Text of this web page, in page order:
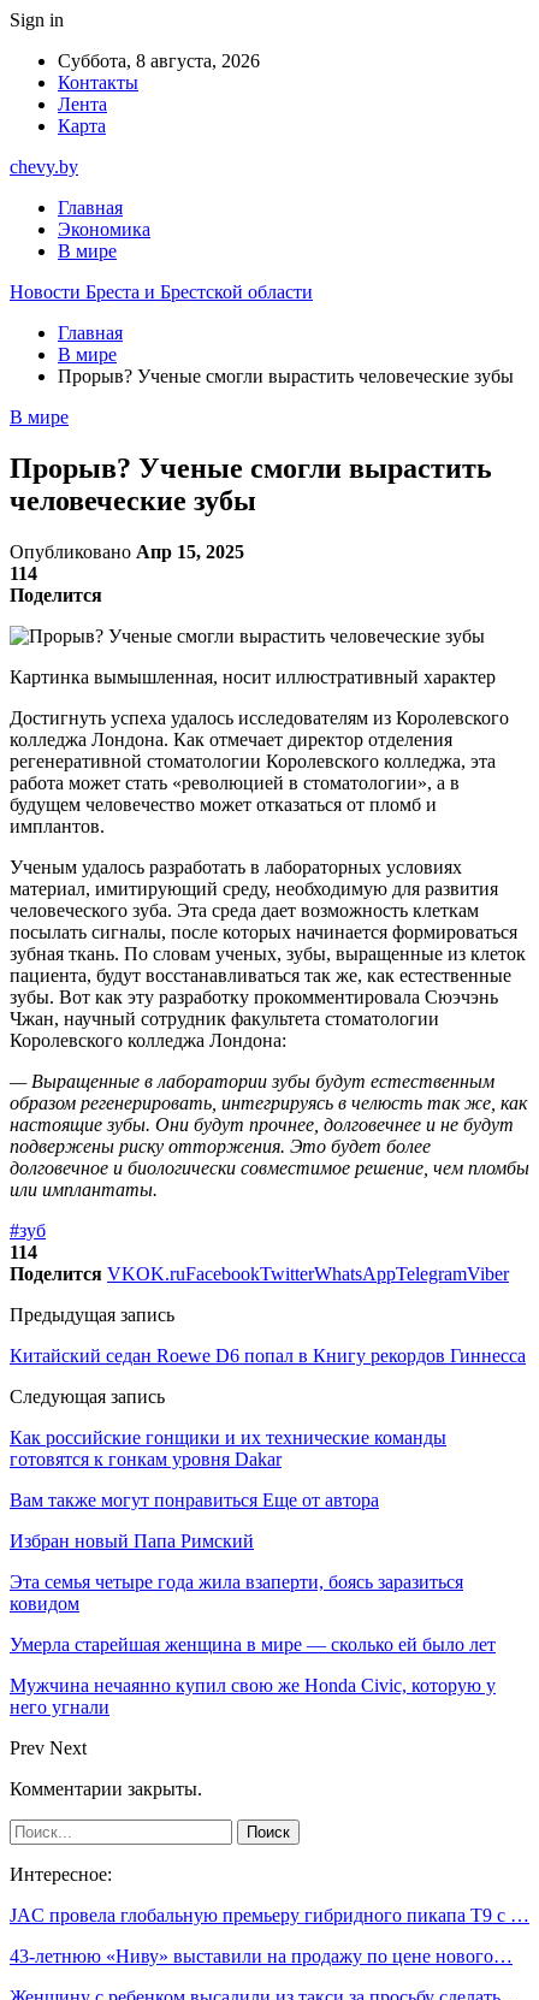
Sign in
Суббота, 8 августа, 2026
Контакты
Лента
Карта
chevy.by
Главная
Экономика
В мире
Новости Бреста и Брестской области
Главная
В мире
Прорыв? Ученые смогли вырастить человеческие зубы
В мире
Прорыв? Ученые смогли вырастить
человеческие зубы
Опубликовано Апр 15, 2025
114
Поделится
Картинка вымышленная, носит иллюстративный характер
Достигнуть успеха удалось исследователям из Королевского
колледжа Лондона. Как отмечает директор отделения
регенеративной стоматологии Королевского колледжа, эта
работа может стать «революцией в стоматологии», а в
будущем человечество может отказаться от пломб и
имплантов.
Ученым удалось разработать в лабораторных условиях
материал, имитирующий среду, необходимую для развития
человеческого зуба. Эта среда дает возможность клеткам
посылать сигналы, после которых начинается формироваться
зубная ткань. По словам ученых, зубы, выращенные из клеток
пациента, будут восстанавливаться так же, как естественные
зубы. Вот как эту разработку прокомментировала Сюэчэнь
Чжан, научный сотрудник факультета стоматологии
Королевского колледжа Лондона:
— Выращенные в лаборатории зубы будут естественным
образом регенерировать, интегрируясь в челюсть так же, как
настоящие зубы. Они будут прочнее, долговечнее и не будут
подвержены риску отторжения. Это будет более
долговечное и биологически совместимое решение, чем пломбы
или имплантаты.
#зуб
114
Поделится VKOK.ruFacebookTwitterWhatsAppTelegramViber
Предыдущая запись
Китайский седан Roewe D6 попал в Книгу рекордов Гиннесса
Следующая запись
Как российские гонщики и их технические команды
готовятся к гонкам уровня Dakar
Вам также могут понравиться Еще от автора
Избран новый Папа Римский
Эта семья четыре года жила взаперти, боясь заразиться
ковидом
Умерла старейшая женщина в мире — сколько ей было лет
Мужчина нечаянно купил свою же Honda Civic, которую у
него угнали
Prev Next
Комментарии закрыты.
Интересное:
JAC провела глобальную премьеру гибридного пикапа T9 с …
43-летнюю «Ниву» выставили на продажу по цене нового…